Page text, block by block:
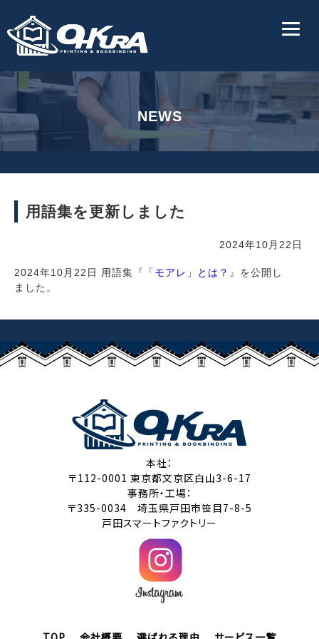
NEWS
用語集を更新しました
2024年10月22日
2024年10月22日 用語集『 「モアレ」とは？ 』を公開し
ました。
本社：
〒112-0001 東京都文京区白山3-6-17
事務所・工場：
〒335-0034 埼玉県戸田市笹目7-8-5
戸田スマートファクトリー